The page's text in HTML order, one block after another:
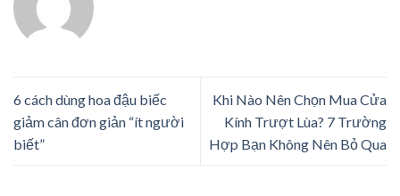
6 cách dùng hoa đậu biếc
giảm cân đơn giản “ít người
biết”
Khi Nào Nên Chọn Mua Cửa
Kính Trượt Lùa? 7 Trường
Hợp Bạn Không Nên Bỏ Qua